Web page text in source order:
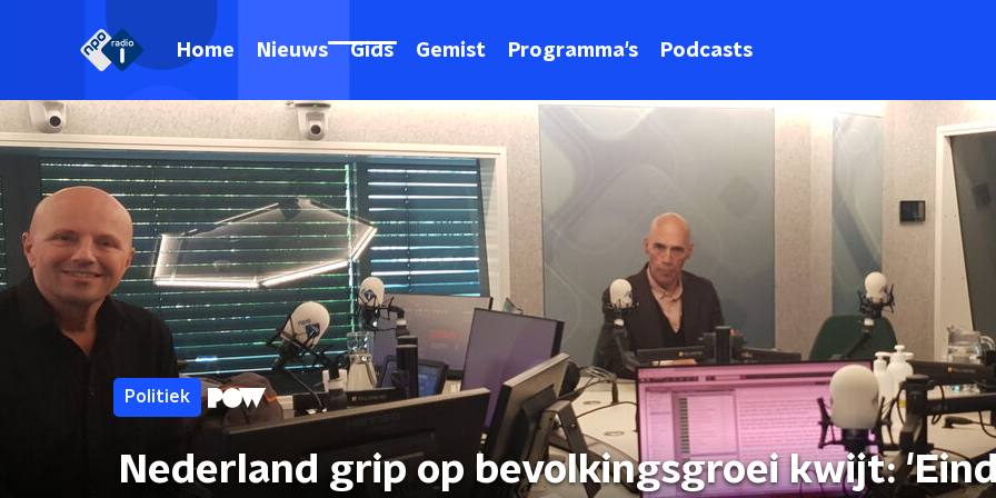
Home Nieuws Gids Gemist Programma's Podcasts
Politiek
Nederland grip op bevolkingsgroei kwijt: